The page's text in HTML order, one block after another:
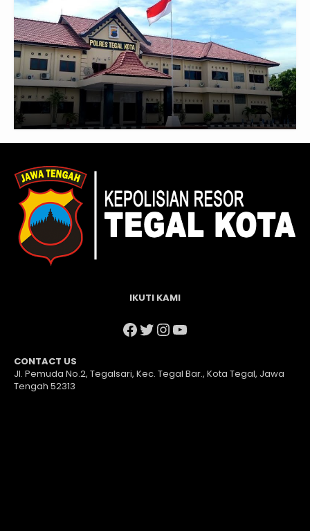
IKUTI KAMI
Facebook
Twitter
Instagram
YouTube
CONTACT US
Jl. Pemuda No.2, Tegalsari, Kec. Tegal Bar., Kota Tegal, Jawa
Tengah 52313